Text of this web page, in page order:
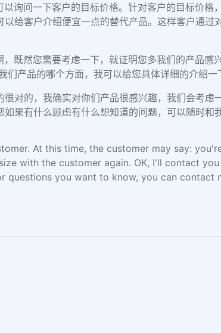
询问一下客户的目标价格。针对客户的目标价格
给客户介绍便宜一点的替代产品。这样客户通过
既然您需要考虑一下，就证明您多我们的产品感
产品的哪个方面，我可以给您具体详细的介绍一
对的，我确实对你们产品很感兴趣，我们会考虑
果有什么顾虑有什么想知道的问题，可以随时和我
At this time, the customer may say:
with the customer again. OK, I'll contact
questions you want to know, you can contact